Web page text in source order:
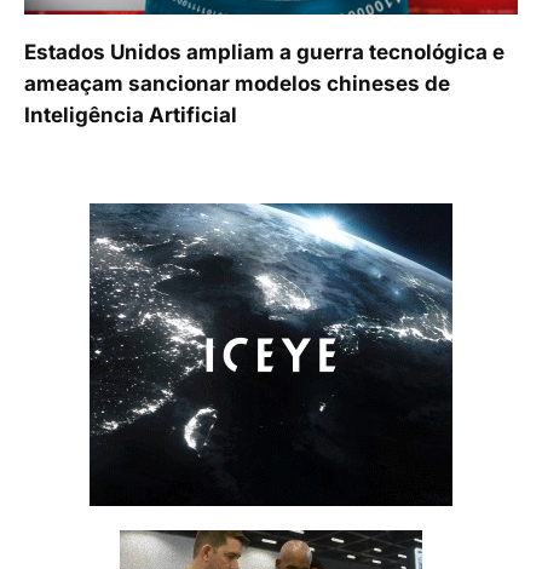
Estados Unidos ampliam a guerra tecnológica e
ameaçam sancionar modelos chineses de
Inteligência Artificial